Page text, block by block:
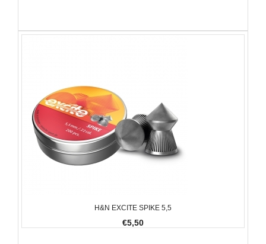
H&N EXCITE SPIKE 5,5
€5,50